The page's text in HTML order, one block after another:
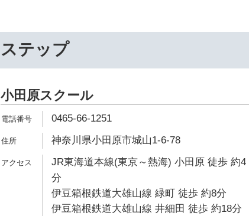
ステップ
小田原スクール
0465-66-1251
神奈川県小田原市城山1-6-78
JR東海道本線(東京～熱海) 小田原 徒歩 約4
分
伊豆箱根鉄道大雄山線 緑町 徒歩 約8分
伊豆箱根鉄道大雄山線 井細田 徒歩 約18分